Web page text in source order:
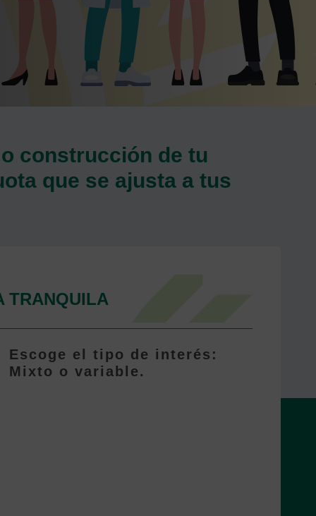
construcción de tu
que se ajusta a tus
TRANQUILA
Escoge el tipo de interés:
Mixto o variable.